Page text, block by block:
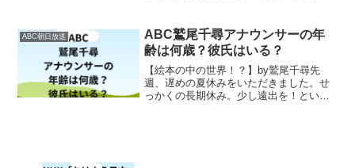
日放送テレビ #アナ回覧板 #津田理帆...
ABC朝日放送
ABC鷲尾千尋アナウンサーの年
齢は何歳？彼氏はいる？
【絵本の中の世界！？】by鷲尾千尋先
週、遅めの夏休みをいただきました。せ
っかくの長期休み。少し遠出を！という